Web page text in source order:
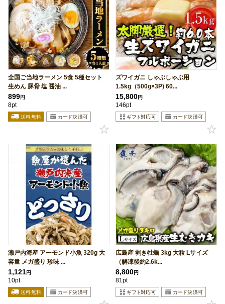
全国ご当地ラーメン 5食 5種セット
生めん 豚骨 塩 醤油 ...
899円
8pt
ズワイガニ しゃぶしゃぶ用
1.5kg（500g×3P) 60...
15,800円
146pt
瀬戸内海産 アーモンド小魚 320g 大
容量 メガ盛り 珍味 ...
1,121円
10pt
広島産 剥き牡蠣 3kg 大粒 Lサイズ
（解凍後約2.6k...
8,800円
81pt